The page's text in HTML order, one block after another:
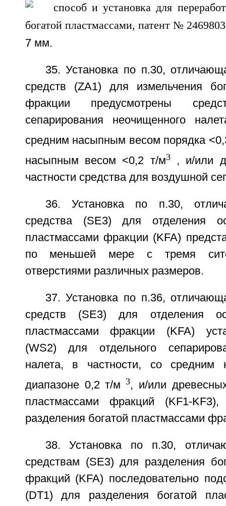
7 мм.
35. Установка по п.30,
средств (ZA1) для измельчения
фракции предусмотрены
сепарирования неочищенного
средним насыпным весом порядка
насыпным весом <0,2 т/м3, и/или
частности средства для воздушной
36. Установка по п.30,
средства (SE3) для отделения
пластмассами фракции (KFA)
по меньшей мере с тремя
отверстиями различных размеров.
37. Установка по п.36,
средств (SE3) для отделения
пластмассами фракции (KFA)
(WS2) для отдельного
налета, в частности, со
диапазоне 0,2 т/м 3, и/или
пластмассами фракций (KF1-
разделения богатой пластмассами
38. Установка по п.30,
средствам (SE3) для разделения
фракций (KFA) последовательно
(DT1) для разделения богатой